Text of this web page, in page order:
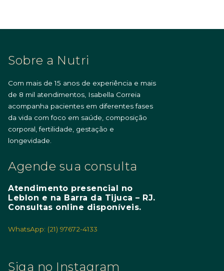
Sobre a Nutri
Com mais de 15 anos de experiência e mais
de 8 mil atendimentos, Isabella Correia
acompanha pacientes em diferentes fases
da vida com foco em saúde, composição
corporal, fertilidade, gestação e
longevidade.
Agende sua consulta
Atendimento presencial no
Leblon e na Barra da Tijuca – RJ.
Consultas online disponíveis.
WhatsApp: (21) 97672-4133
Siga no Instagram